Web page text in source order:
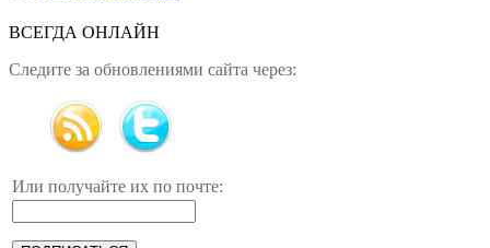
ВСЕГДА ОНЛАЙН
Следите за обновлениями сайта через:
Или получайте их по почте: